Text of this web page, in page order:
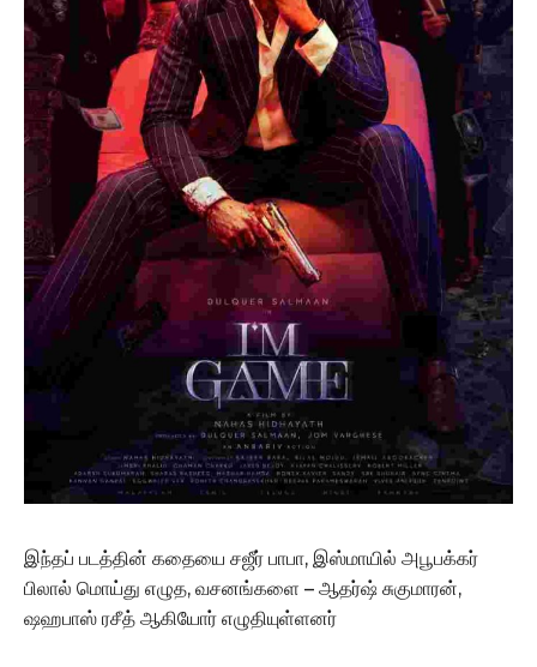
இந்தப் படத்தின் கதையை சஜீர் பாபா, இஸ்மாயில் அபூபக்கர்
பிலால் மொய்து எழுத, வசனங்களை – ஆதர்ஷ் சுகுமாரன்,
ஷஹபாஸ் ரசீத் ஆகியோர் எழுதியுள்ளனர்